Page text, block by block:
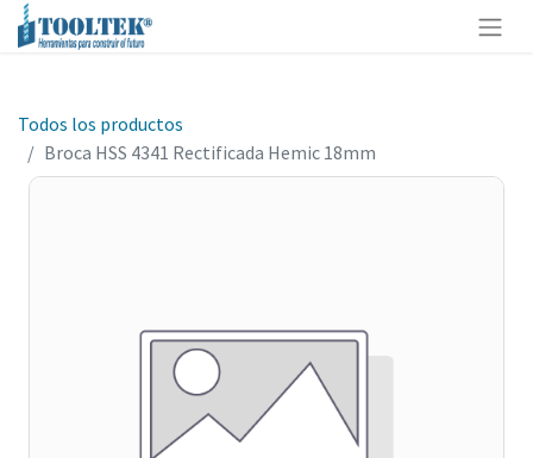
Todos los productos
Broca HSS 4341 Rectificada Hemic 18mm